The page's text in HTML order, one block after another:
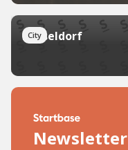
City
Düsseldorf
Newsletter